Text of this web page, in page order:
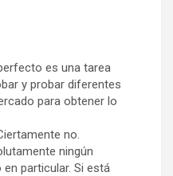
es una tarea
y probar diferentes
para obtener lo
no.
ningún
particular. Si está